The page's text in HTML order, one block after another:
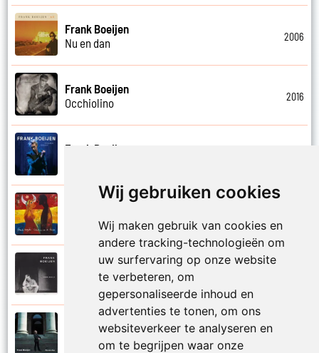
Wij gebruiken cookies
Wij maken gebruik van cookies en
andere tracking-technologieën om
uw surfervaring op onze website
te verbeteren, om
gepersonaliseerde inhoud en
advertenties te tonen, om ons
websiteverkeer te analyseren en
om te begrijpen waar onze
Frank Boeijen
Nu en dan
2006
Frank Boeijen
Occhiolino
2016
Frank Boeijen
Onder ons
Frank Boeijen
Onschuld
Frank Boeijen
Op een dag